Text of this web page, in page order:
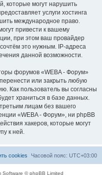
которые могут нарушить
услуги хостинга
международное право.
привести к вашему
при этом ваш провайдер
это нужным. IP-адреса
данной возможности.
форумов «WEBA - Форум»
или закрыть любую
Как пользователь вы согласны
храниться в базе данных.
лицам без вашего
«WEBA - Форум», ни phpBB
хакеров, которые могут
к ней.
Часовой пояс: UTC+03:00
cookies
Software © phpBB Limited